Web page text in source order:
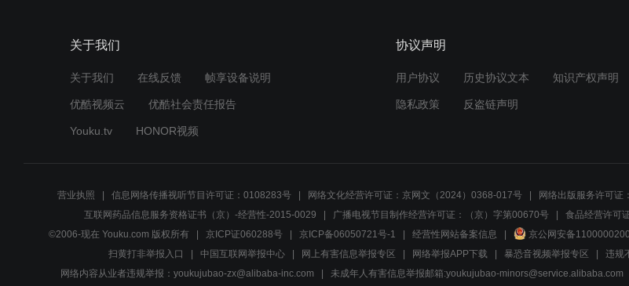
关于我们
关于我们 在线反馈 帧享设备说明
优酷视频云 优酷社会责任报告
Youku.tv HONOR视频
协议声明
用户协议 历史协议文本 知识产权声明
隐私政策 反盗链声明
营业执照 信息网络传播视听节目许可证：0108283号 网络文化经营许可证：京网文（2024）0368-017号 网络出版服务许可证
互联网药品信息服务资格证书（京）-经营性-2015-0029
广播电视节目制作经营许可证：（京）字第00670号 食品经营许可
©2006-现在 Youku.com 版权所有
京ICP证060288号 京ICP备06050721号-1 经营性网站备案信息 京公网安备
扫黄打非举报入口
中国互联网举报中心 网上有害信息举报专区 网络举报APP下载 暴恐音视频举报专区
违规
网络内容从业者违规举报：youkujubao-zx@alibaba-inc.com
未成年人有害信息举报邮箱:youkujubao-minors@service.alibaba.com